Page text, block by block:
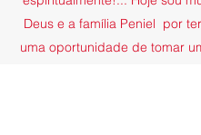
Deus e a família Peniel por
uma oportunidade de tomar